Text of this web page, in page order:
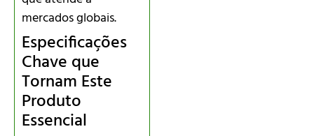
mercados globais.
Especificações
Chave que
Tornam Este
Produto
Essencial